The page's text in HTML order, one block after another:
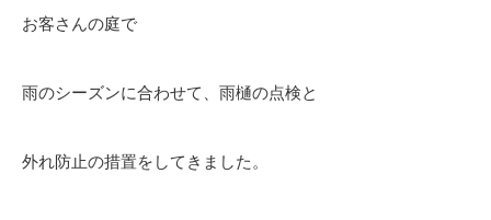
お客さんの庭で
雨のシーズンに合わせて、雨樋の点検と
外れ防止の措置をしてきました。